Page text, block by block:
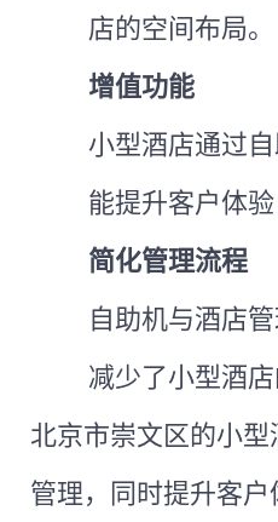
店的空间布局。
增值功能
小型酒店通过
能提升客户体
简化管理流程
自助机与酒店
减少了小型酒店
北京市崇文区的小
管理，同时提升客